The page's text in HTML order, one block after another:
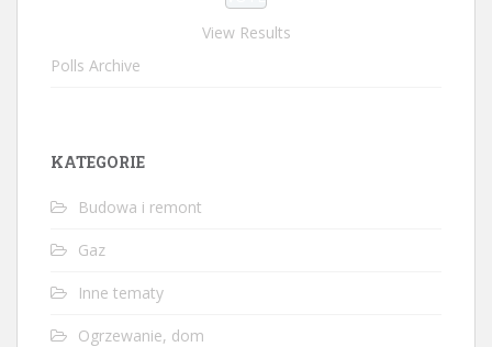
View Results
Polls Archive
KATEGORIE
Budowa i remont
Gaz
Inne tematy
Ogrzewanie, dom